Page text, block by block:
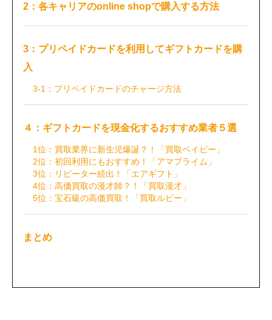
2：各キャリアのonline shopで購入する方法
3：プリペイドカードを利用してギフトカードを購
入
3-1：プリペイドカードのチャージ方法
４：ギフトカードを現金化するおすすめ業者５選
1位：買取業界に新生児爆誕？！「買取ベイビー」
2位：初回利用にもおすすめ！「アマプライム」
3位：リピーター続出！「エアギフト」
4位：高価買取の漫才師？！「買取漫才」
5位：宝石級の高価買取！「買取ルビー」
まとめ